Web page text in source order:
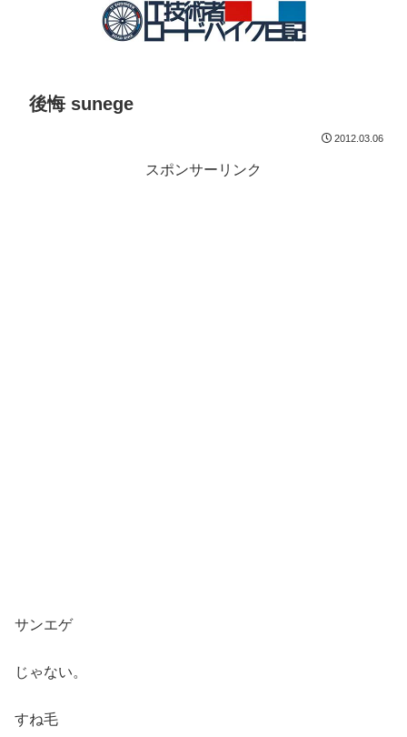
後悔 sunege
2012.03.06
スポンサーリンク
サンエゲ
じゃない。
すね毛